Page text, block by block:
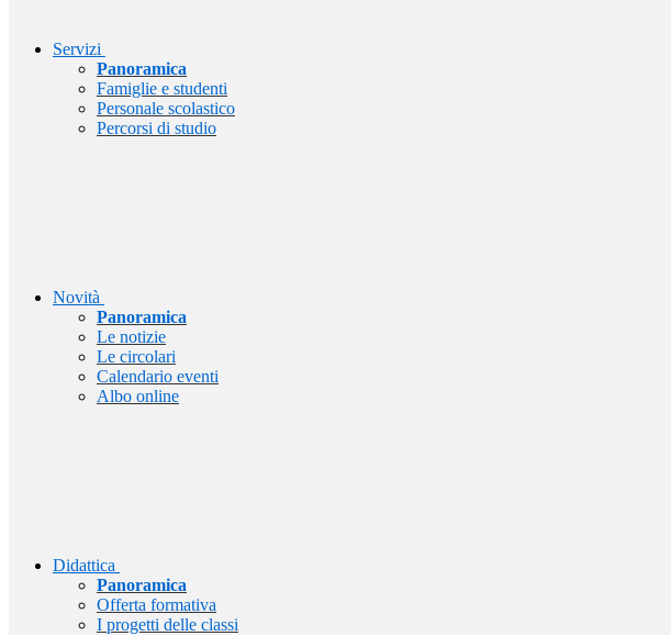
Servizi
Panoramica
Famiglie e studenti
Personale scolastico
Percorsi di studio
Novità
Panoramica
Le notizie
Le circolari
Calendario eventi
Albo online
Didattica
Panoramica
Offerta formativa
I progetti delle classi